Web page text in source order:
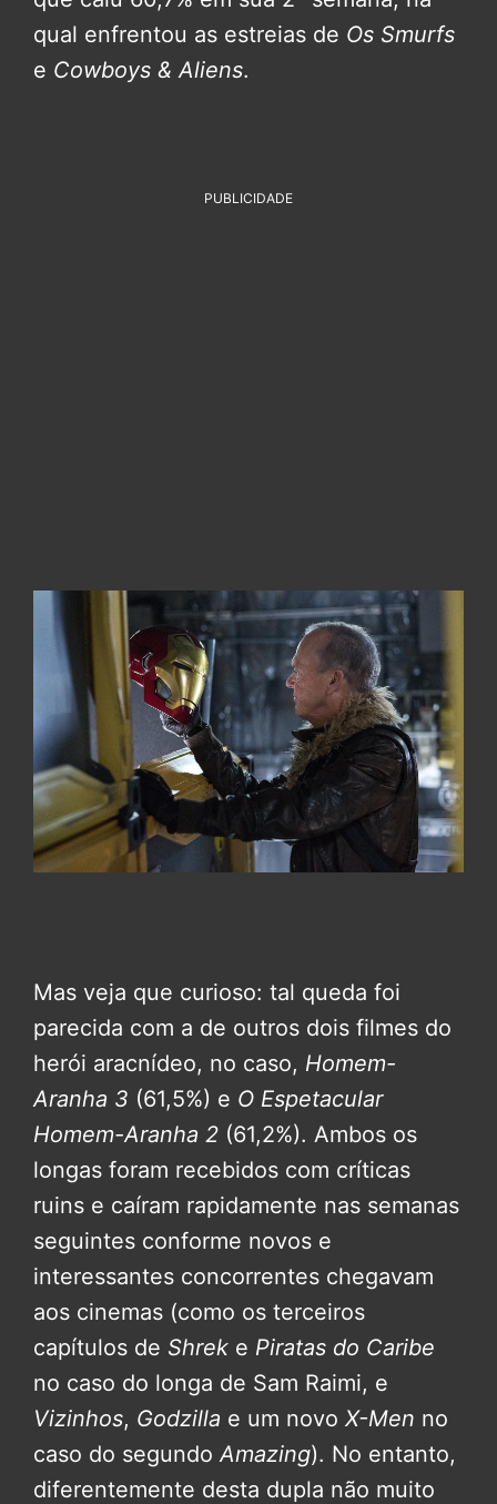
qual enfrentou as estreias de Os Smurfs
e Cowboys & Aliens.
PUBLICIDADE
Mas veja que curioso: tal queda foi
parecida com a de outros dois filmes do
herói aracnídeo, no caso, Homem-
Aranha 3 (61,5%) e O Espetacular
Homem-Aranha 2 (61,2%). Ambos os
longas foram recebidos com críticas
ruins e caíram rapidamente nas semanas
seguintes conforme novos e
interessantes concorrentes chegavam
aos cinemas (como os terceiros
capítulos de Shrek e Piratas do Caribe
no caso do longa de Sam Raimi, e
Vizinhos, Godzilla e um novo X-Men no
caso do segundo Amazing). No entanto,
diferentemente desta dupla não muito